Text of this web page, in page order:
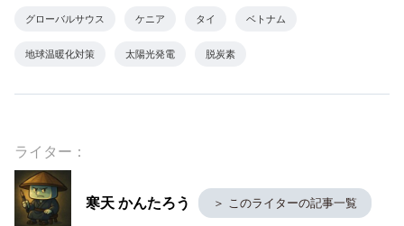
グローバルサウス ケニア タイ ベトナム
地球温暖化対策 太陽光発電 脱炭素
ライター：
寒天 かんたろう ＞ このライターの記事一覧